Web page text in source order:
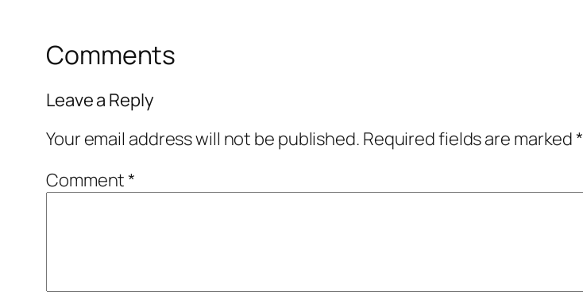
Comments
Leave a Reply
Your email address will not be published. Required fields are marked*
Comment*